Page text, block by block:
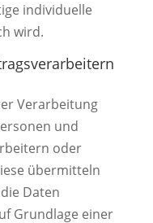
individuelle
wird.
Verarbeitung
und
oder
übermitteln
Daten
Grundlage einer